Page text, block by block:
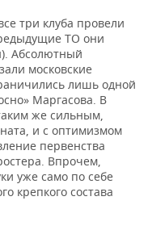
три клуба провели
ТО они
Абсолютный
московские
лишь одной
Маргасова. В
же сильным,
и с оптимизмом
первенства
Впрочем,
уже само по себе
крепкого состава